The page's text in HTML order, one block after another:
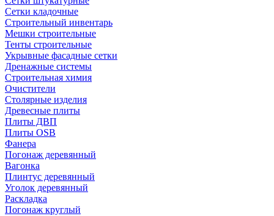
Сетки кладочные
Строительный инвентарь
Мешки строительные
Тенты строительные
Укрывные фасадные сетки
Дренажные системы
Строительная химия
Очистители
Столярные изделия
Древесные плиты
Плиты ДВП
Плиты OSB
Фанера
Погонаж деревянный
Вагонка
Плинтус деревянный
Уголок деревянный
Раскладка
Погонаж круглый